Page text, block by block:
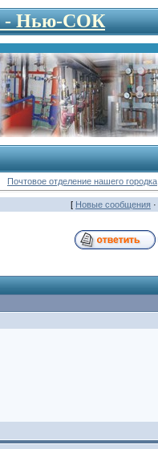
- Нью-СОК
Почтовое отделение нашего городка
[ Новые сообщения·